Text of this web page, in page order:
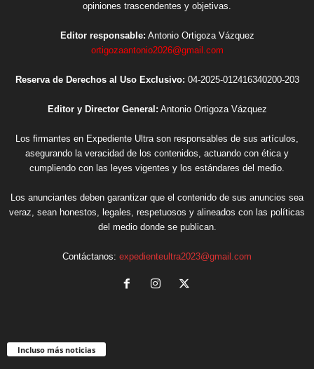
opiniones trascendentes y objetivas.
Editor responsable: Antonio Ortigoza Vázquez
ortigozaantonio2026@gmail.com
Reserva de Derechos al Uso Exclusivo: 04-2025-012416340200-203
Editor y Director General: Antonio Ortigoza Vázquez
Los firmantes en Expediente Ultra son responsables de sus artículos,
asegurando la veracidad de los contenidos, actuando con ética y
cumpliendo con las leyes vigentes y los estándares del medio.
Los anunciantes deben garantizar que el contenido de sus anuncios sea
veraz, sean honestos, legales, respetuosos y alineados con las políticas
del medio donde se publican.
Contáctanos: expedienteultra2023@gmail.com
Incluso más noticias